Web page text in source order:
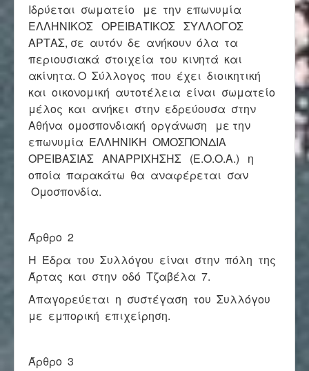
Βουνό και φύση
Φωτο - Video
Επικοινωνία
Ιδρύεται σωματείο με την επωνυμία
ΕΛΛΗΝΙΚΟΣ ΟΡΕΙΒΑΤΙΚΟΣ ΣΥΛΛΟΓΟΣ
ΑΡΤΑΣ, σε αυτόν δε ανήκουν όλα τα
περιουσιακά στοιχεία του κινητά και
ακίνητα. Ο Σύλλογος που έχει διοικητική
και οικονομική αυτοτέλεια είναι σωματείο
μέλος και ανήκει στην εδρεύουσα στην
Αθήνα ομοσπονδιακή οργάνωση με την
επωνυμία ΕΛΛΗΝΙΚΗ ΟΜΟΣΠΟΝΔΙΑ
ΟΡΕΙΒΑΣΙΑΣ ΑΝΑΡΡΙΧΗΣΗΣ (Ε.Ο.Ο.Α.) η
οποία παρακάτω θα αναφέρεται σαν
Ομοσπονδία.
Άρθρο 2
Η Έδρα του Συλλόγου είναι στην πόλη της
Άρτας και στην οδό Τζαβέλα 7.
Απαγορεύεται η συστέγαση του Συλλόγου
με εμπορική επιχείρηση.
Άρθρο 3